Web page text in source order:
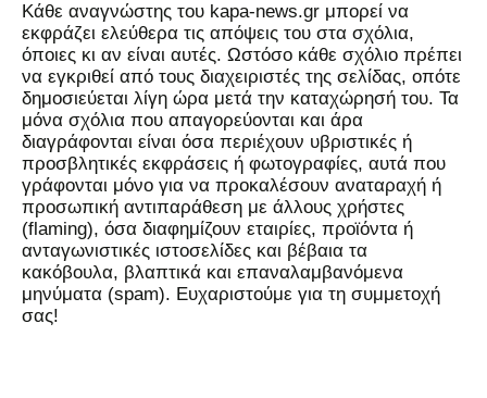
Kάθε αναγνώστης του kapa-news.gr μπορεί να
εκφράζει ελεύθερα τις απόψεις του στα σχόλια,
όποιες κι αν είναι αυτές. Ωστόσο κάθε σχόλιο πρέπει
να εγκριθεί από τους διαχειριστές της σελίδας, οπότε
δημοσιεύεται λίγη ώρα μετά την καταχώρησή του. Τα
μόνα σχόλια που απαγορεύονται και άρα
διαγράφονται είναι όσα περιέχουν υβριστικές ή
προσβλητικές εκφράσεις ή φωτογραφίες, αυτά που
γράφονται μόνο για να προκαλέσουν αναταραχή ή
προσωπική αντιπαράθεση με άλλους χρήστες
(flaming), όσα διαφημίζουν εταιρίες, προϊόντα ή
ανταγωνιστικές ιστοσελίδες και βέβαια τα
κακόβουλα, βλαπτικά και επαναλαμβανόμενα
μηνύματα (spam). Ευχαριστούμε για τη συμμετοχή
σας!